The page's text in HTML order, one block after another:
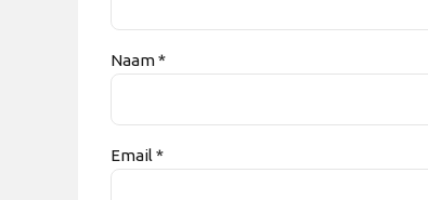
Naam *
Email *